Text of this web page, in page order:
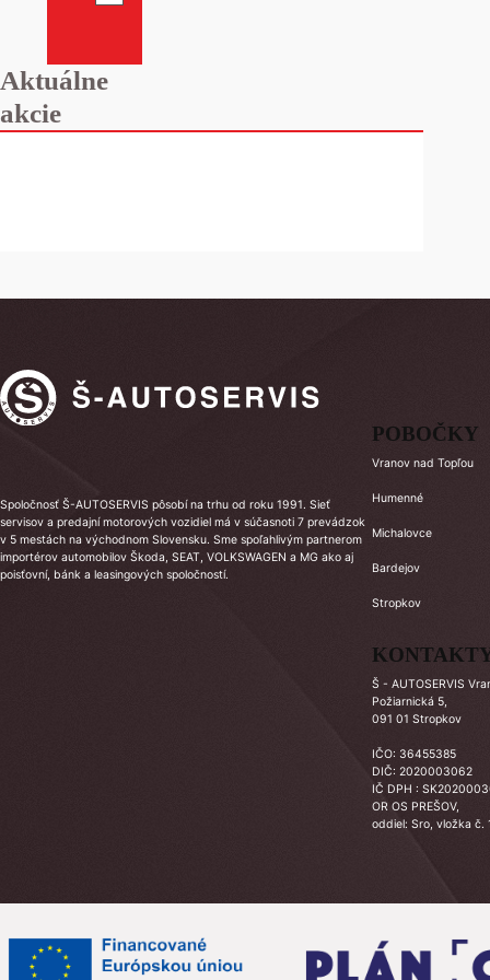
Aktuálne
akcie
Spoločnosť Š-AUTOSERVIS pôsobí na trhu od roku 1991. Sieť
servisov a predajní motorových vozidiel má v súčasnoti 7 prevádzok
v 5 mestách na východnom Slovensku. Sme spoľahlivým partnerom
importérov automobilov Škoda, SEAT, VOLKSWAGEN a MG ako aj
poisťovní, bánk a leasingových spoločností.
POBOČKY
Vranov nad Topľou
Humenné
Michalovce
Bardejov
Stropkov
Š - AUTOSERVIS
Požiarnická 5,
091 01 Stropkov
IČO: 36455385
DIČ: 2020003062
IČ DPH :
OR OS PREŠOV,
oddiel: Sro, vložka č.